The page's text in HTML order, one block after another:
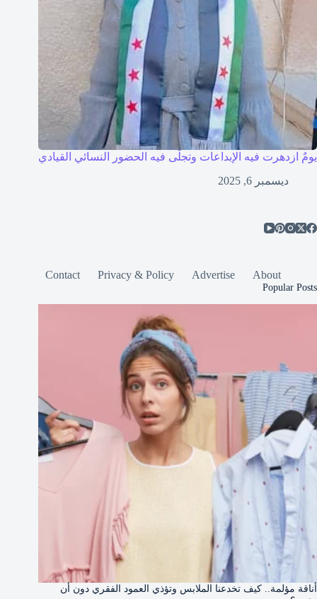
يومٌ ازدهرت فيه الإبداعات وتجلّى فيه الحضور النسائي القيادي
ديسمبر 6, 2025
About
Advertise
Privacy & Policy
Contact
Popular Posts
أناقة مؤلمة.. كيف تخدعنا الملابس وتؤذي العمود الفقري دون أن